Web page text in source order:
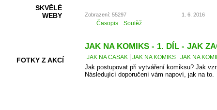
SKVĚLÉ
WEBY
FOTKY Z AKCÍ
Zobrazení: 55297 1. 6. 2016
Časopis Soutěž
JAK NA KOMIKS - 1. DÍL - JAK
JAK NA ČASÁK JAK NA KOMIKS JAK NA
Jak postupovat při vytváření komiksu? Jak
Následující doporučení vám napoví, jak na to.